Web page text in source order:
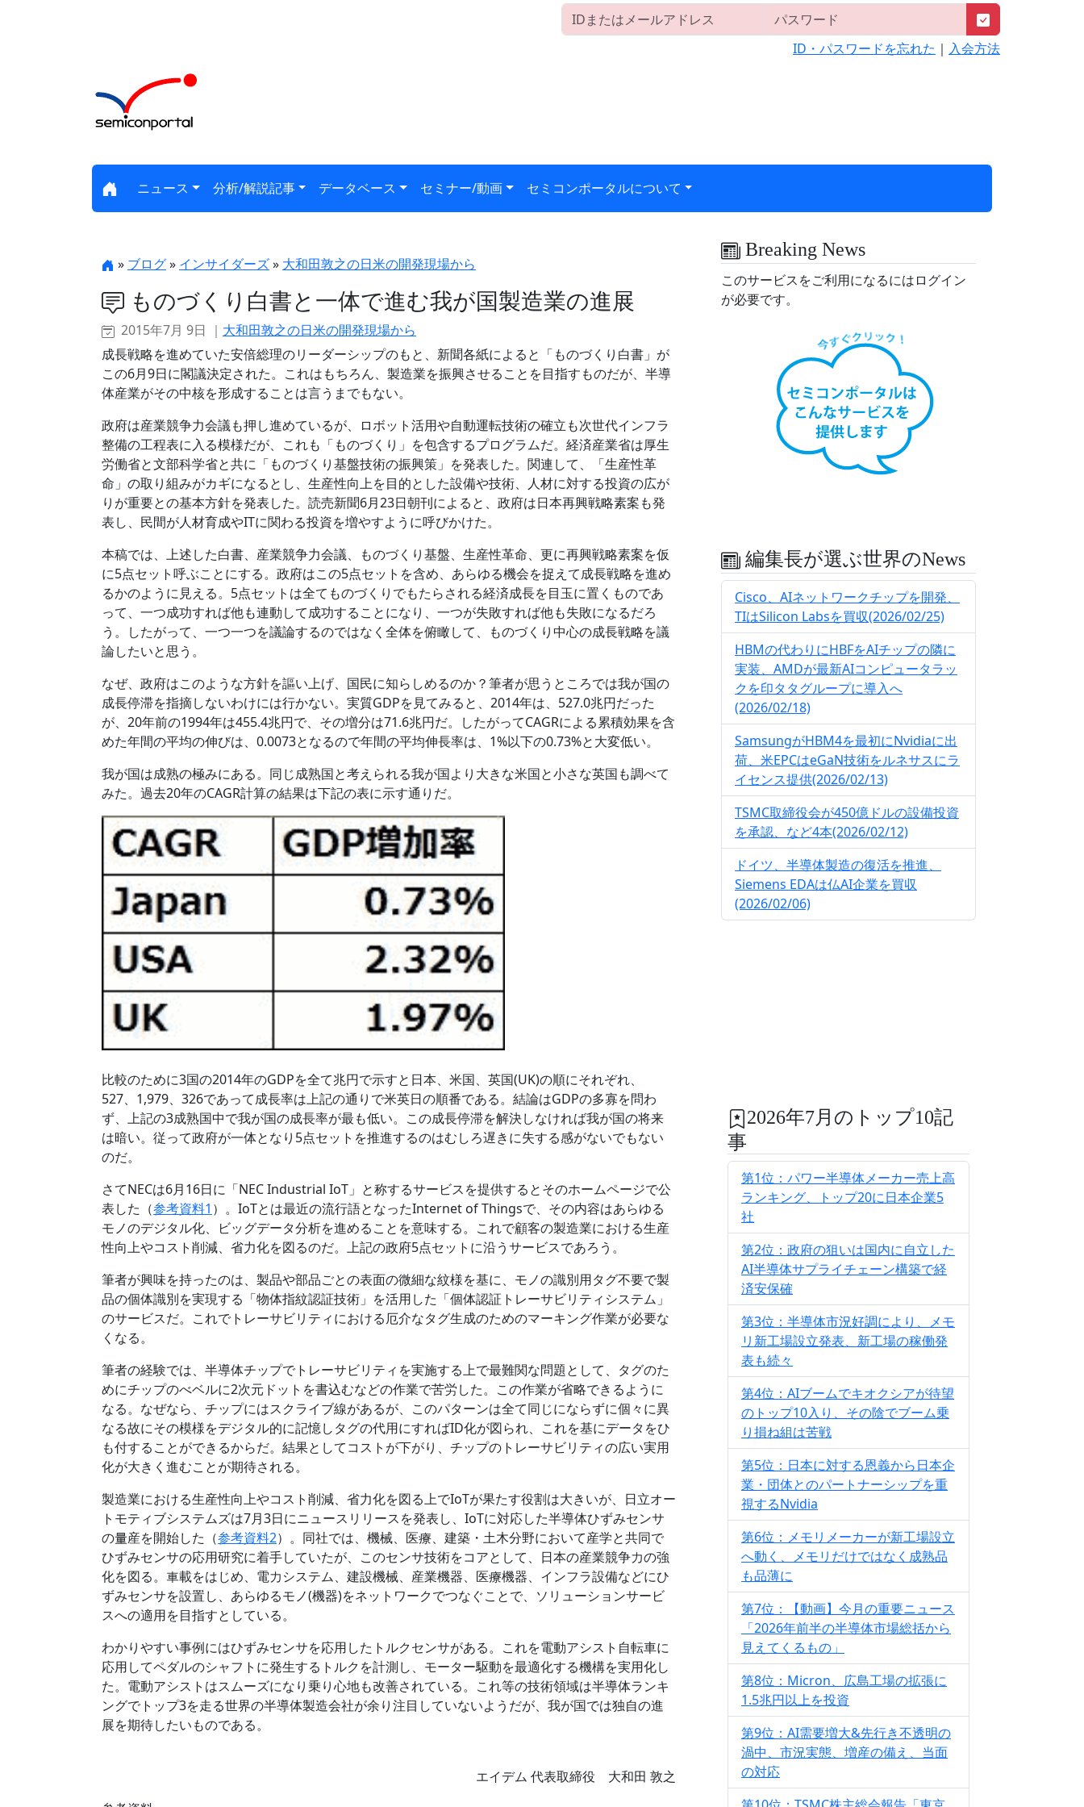
ID・パスワードを忘れた ｜ 入会方法
ニュース 分析/解説記事 データベース セミナー/動画 セミコンポータルについて
» ブログ» インサイダーズ» 大和田敦之の日米の開発現場から
ものづくり白書と一体で進む我が国製造業の進展
2015年7月 9日 ｜ 大和田敦之の日米の開発現場から
成長戦略を進めていた安倍総理のリーダーシップのもと、新聞各紙によると「ものづくり白書」が
この6月9日に閣議決定された。これはもちろん、製造業を振興させることを目指すものだが、半導
体産業がその中核を形成することは言うまでもない。
政府は産業競争力会議も押し進めているが、ロボット活用や自動運転技術の確立も次世代インフラ
整備の工程表に入る模様だが、これも「ものづくり」を包含するプログラムだ。経済産業省は厚生
労働省と文部科学省と共に「ものづくり基盤技術の振興策」を発表した。関連して、「生産性革
命」の取り組みがカギになるとし、生産性向上を目的とした設備や技術、人材に対する投資の広が
りが重要との基本方針を発表した。読売新聞6月23日朝刊によると、政府は日本再興戦略素案も発
表し、民間が人材育成やITに関わる投資を増やすように呼びかけた。
本稿では、上述した白書、産業競争力会議、ものづくり基盤、生産性革命、更に再興戦略素案を仮
に5点セット呼ぶことにする。政府はこの5点セットを含め、あらゆる機会を捉えて成長戦略を進め
るかのように見える。5点セットは全てものづくりでもたらされる経済成長を目玉に置くものであ
って、一つ成功すれば他も連動して成功することになり、一つが失敗すれば他も失敗になるだろ
う。したがって、一つ一つを議論するのではなく全体を俯瞰して、ものづくり中心の成長戦略を議
論したいと思う。
なぜ、政府はこのような方針を謳い上げ、国民に知らしめるのか？筆者が思うところでは我が国の
成長停滞を指摘しないわけには行かない。実質GDPを見てみると、2014年は、527.0兆円だった
が、20年前の1994年は455.4兆円で、その増分は71.6兆円だ。したがってCAGRによる累積効果を含
めた年間の平均の伸びは、0.0073となるので年間の平均伸長率は、1%以下の0.73%と大変低い。
我が国は成熟の極みにある。同じ成熟国と考えられる我が国より大きな米国と小さな英国も調べて
みた。過去20年のCAGR計算の結果は下記の表に示す通りだ。
比較のために3国の2014年のGDPを全て兆円で示すと日本、米国、英国(UK)の順にそれぞれ、
527、1,979、326であって成長率は上記の通りで米英日の順番である。結論はGDPの多寡を問わ
ず、上記の3成熟国中で我が国の成長率が最も低い。この成長停滞を解決しなければ我が国の将来
は暗い。従って政府が一体となり5点セットを推進するのはむしろ遅きに失する感がないでもない
のだ。
さてNECは6月16日に「NEC Industrial IoT」と称するサービスを提供するとそのホームページで公
表した（参考資料1 ）。IoTとは最近の流行語となったInternet of Thingsで、その内容はあらゆる
モノのデジタル化、ビッグデータ分析を進めることを意味する。これで顧客の製造業における生産
性向上やコスト削減、省力化を図るのだ。上記の政府5点セットに沿うサービスであろう。
筆者が興味を持ったのは、製品や部品ごとの表面の微細な紋様を基に、モノの識別用タグ不要で製
品の個体識別を実現する「物体指紋認証技術」を活用した「個体認証トレーサビリティシステム」
のサービスだ。これでトレーサビリティにおける厄介なタグ生成のためのマーキング作業が必要な
くなる。
筆者の経験では、半導体チップでトレーサビリティを実施する上で最難関な問題として、タグのた
めにチップのべベルに2次元ドットを書込むなどの作業で苦労した。この作業が省略できるように
なる。なぜなら、チップにはスクライブ線があるが、このパターンは全て同じにならずに個々に異
なる故にその模様をデジタル的に記憶しタグの代用にすればID化が図られ、これを基にデータをひ
も付することができるからだ。結果としてコストが下がり、チップのトレーサビリティの広い実用
化が大きく進むことが期待される。
製造業における生産性向上やコスト削減、省力化を図る上でIoTが果たす役割は大きいが、日立オー
トモティブシステムズは7月3日にニュースリリースを発表し、IoTに対応した半導体ひずみセンサ
の量産を開始した（参考資料2）。同社では、機械、医療、建築・土木分野において産学と共同で
ひずみセンサの応用研究に着手していたが、このセンサ技術をコアとして、日本の産業競争力の強
化を図る。車載をはじめ、電力システム、建設機械、産業機器、医療機器、インフラ設備などにひ
ずみセンサを設置し、あらゆるモノ(機器)をネットワークでつなぐことで、ソリューションサービ
スへの適用を目指すとしている。
わかりやすい事例にはひずみセンサを応用したトルクセンサがある。これを電動アシスト自転車に
応用してペダルのシャフトに発生するトルクを計測し、モーター駆動を最適化する機構を実用化し
た。電動アシストはスムーズになり乗り心地も改善されている。これ等の技術領域は半導体ランキ
ングでトップ3を走る世界の半導体製造会社が余り注目していないようだが、我が国では独自の進
展を期待したいものである。
エイデム 代表取締役 大和田 敦之
Breaking News
このサービスをご利用になるにはログイン
が必要です。
編集長が選ぶ世界のNews
Cisco、AIネットワークチップを開発、
TIはSilicon Labsを買収(2026/02/25)
HBMの代わりにHBFをAIチップの隣に
実装、AMDが最新AIコンピュータラッ
クを印タタグループに導入へ
(2026/02/18)
SamsungがHBM4を最初にNvidiaに出
荷、米EPCはeGaN技術をルネサスにラ
イセンス提供(2026/02/13)
TSMC取締役会が450億ドルの設備投資
を承認、など4本(2026/02/12)
ドイツ、半導体製造の復活を推進、
Siemens EDAは仏AI企業を買収
(2026/02/06)
2026年7月のトップ10記
事
第1位：パワー半導体メーカー売上高
ランキング、トップ20に日本企業5
社
第2位：政府の狙いは国内に自立した
AI半導体サプライチェーン構築で経
済安保確
第3位：半導体市況好調により、メモ
リ新工場設立発表、新工場の稼働発
表も続々
第4位：AIブームでキオクシアが待望
のトップ10入り、その陰でブーム乗
り損ね組は苦戦
第5位：日本に対する恩義から日本企
業・団体とのパートナーシップを重
視するNvidia
第6位：メモリメーカーが新工場設立
へ動く、メモリだけではなく成熟品
も品薄に
第7位：【動画】今月の重要ニュース
「2026年前半の半導体市場総括から
見えてくるもの」
第8位：Micron、広島工場の拡張に
1.5兆円以上を投資
第9位：AI需要増大&先行き不透明の
渦中、市況実態、増産の備え、当面
の対応